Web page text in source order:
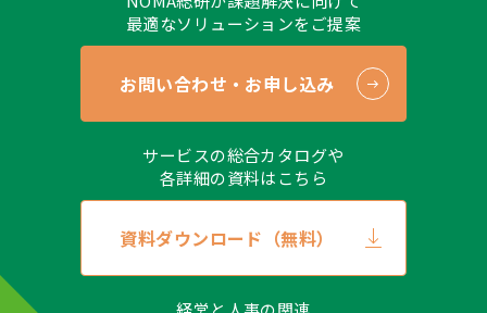
最適なソリューションをご提案
お問い合わせ・お申し込み
サービスの総合カタログや
各詳細の資料はこちら
資料ダウンロード（無料）